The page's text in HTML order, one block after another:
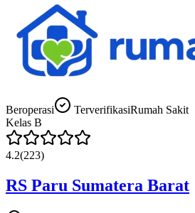
Beroperasi TerverifikasiRumah Sakit
Kelas B
4.2(223)
RS Paru Sumatera Barat